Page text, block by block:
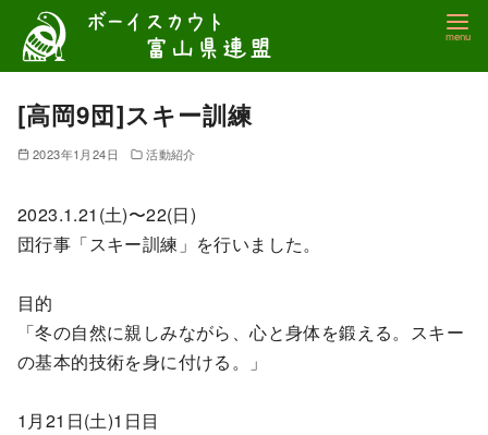
テ
[高岡9団]スキー訓練
2023年1月24日 活動紹介
2023.1.21(土)〜22(日)
団行事「スキー訓練」を行いました。
目的
「冬の自然に親しみながら、心と身体を鍛える。スキー
の基本的技術を身に付ける。」
1月21日(土)1日目